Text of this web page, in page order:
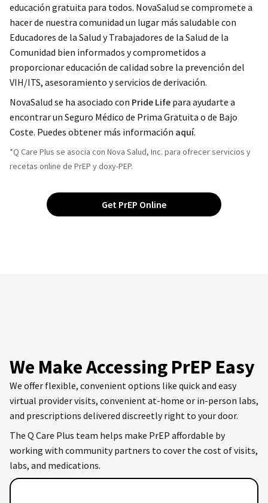
educación gratuita para todos. NovaSalud se compromete a
hacer de nuestra comunidad un lugar más saludable con
Educadores de la Salud y Trabajadores de la Salud de la
Comunidad bien informados y comprometidos a
proporcionar educación de calidad sobre la prevención del
VIH/ITS, asesoramiento y servicios de derivación.
NovaSalud se ha asociado con Pride Life para ayudarte a
encontrar un Seguro Médico de Prima Gratuita o de Bajo
Coste. Puedes obtener más información aquí.
*Q Care Plus se asocia con Nova Salud, Inc. para ofrecer servicios y
recetas online de PrEP y doxy-PEP.
Get PrEP Online
We Make Accessing PrEP Easy
We offer flexible, convenient options like quick and easy
virtual provider visits, convenient at-home or in-person labs,
and prescriptions delivered discreetly right to your door.
The Q Care Plus team helps make PrEP affordable by
working with community partners to cover the cost of visits,
labs, and medications.